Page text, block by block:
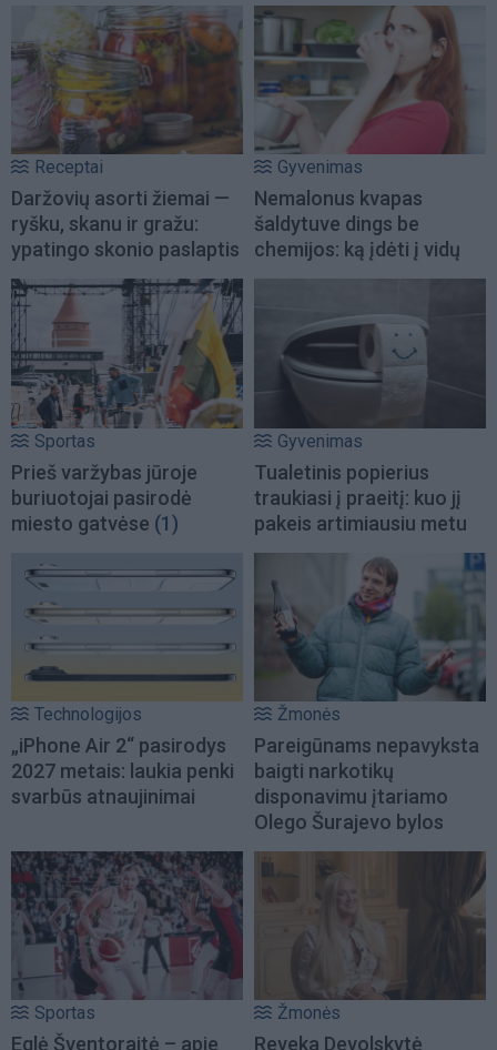
Receptai
Daržovių asorti žiemai —
ryšku, skanu ir gražu:
ypatingo skonio paslaptis
Gyvenimas
Nemalonus kvapas
šaldytuve dings be
chemijos: ką įdėti į vidų
Sportas
Prieš varžybas jūroje
buriuotojai pasirodė
miesto gatvėse (1)
Gyvenimas
Tualetinis popierius
traukiasi į praeitį: kuo jį
pakeis artimiausiu metu
Technologijos
„iPhone Air 2“ pasirodys
2027 metais: laukia penki
svarbūs atnaujinimai
Žmonės
Pareigūnams nepavyksta
baigti narkotikų
disponavimu įtariamo
Olego Šurajevo bylos
Sportas
Eglė Šventoraitė – apie
Žmonės
Reveka Devolskytė